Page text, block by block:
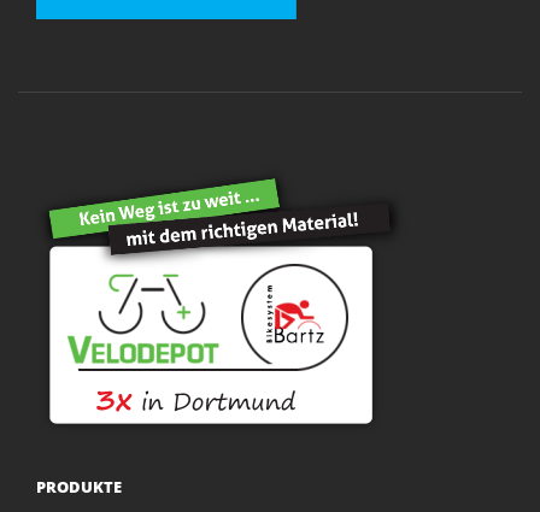
PRODUKTE